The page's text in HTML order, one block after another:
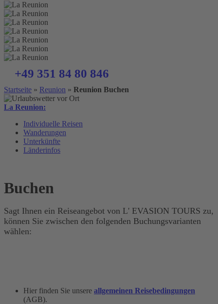
+49 351 84 80 846
Startseite » Reunion » Reunion Buchen
La Reunion:
Individuelle Reisen
Wanderungen
Unterkünfte
Länderinfos
Buchen
Sagt Ihnen ein Reiseangebot von L' EVASION TOURS zu,
können Sie zwischen den folgenden Buchungsvarianten
wählen:
Hier finden Sie unsere allgemeinen Reisebedingungen
(AGB).